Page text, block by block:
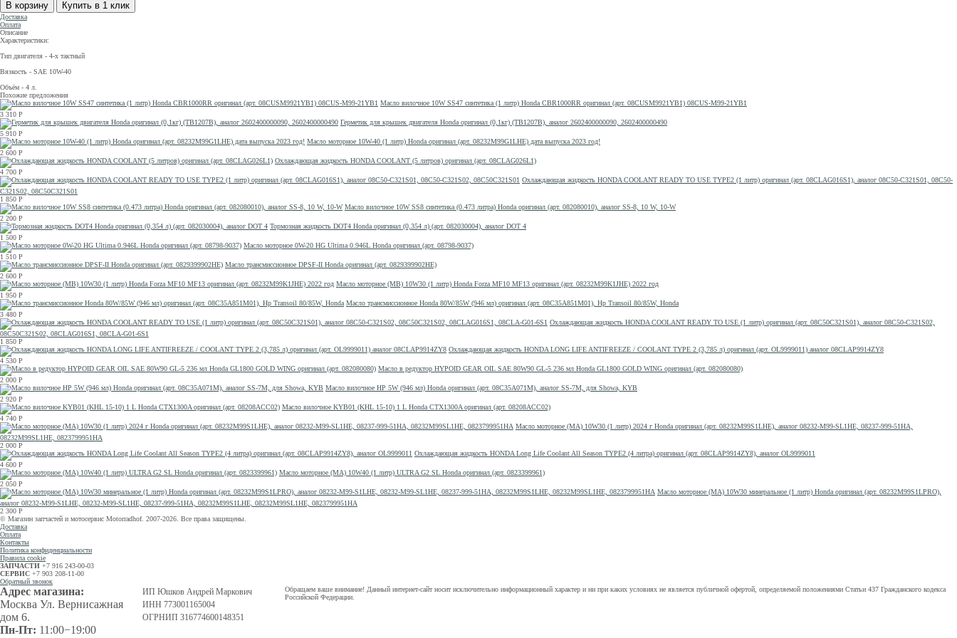
Доставка
Оплата
Описание
Характеристики:
Тип двигателя - 4-х тактный
Вязкость - SAE 10W-40
Объём - 4 л.
Похожие предложения
Масло вилочное 10W SS47 синтетика (1 литр) Honda CBR1000RR оригинал (арт. 08CUSM9921YB1) 08CUS-M99-21YB1
3 310 Р
Герметик для крышек двигателя Honda оригинал (0,1кг) (TB1207B), аналог 2602400000090, 2602400000490
5 910 Р
Масло моторное 10W-40 (1 литр) Honda оригинал (арт. 08232M99G1LHE) дата выпуска 2023 год!
2 600 Р
Охлаждающая жидкость HONDA COOLANT (5 литров) оригинал (арт. 08CLAG026L1)
4 700 Р
Охлаждающая жидкость HONDA COOLANT READY TO USE TYPE2 (1 литр) оригинал (арт. 08CLAG016S1), аналог 08C50-C321S01, 08C50-
C321S02, 08C50C321S01
1 850 Р
Масло вилочное 10W SS8 синтетика (0.473 литра) Honda оригинал (арт. 082080010), аналог SS-8, 10 W, 10-W
2 200 Р
Тормозная жидкость DOT4 Honda оригинал (0,354 л) (арт. 082030004), аналог DOT 4
1 500 Р
Масло моторное 0W-20 HG Ultima 0.946L Honda оригинал (арт. 08798-9037)
1 510 Р
Масло трансмиссионное DPSF-II Honda оригинал (арт. 0829399902HE)
2 600 Р
Масло моторное (MB) 10W30 (1 литр) Honda Forza MF10 MF13 оригинал (арт. 08232M99K1JHE) 2022 год
1 950 Р
Масло трансмиссионное Honda 80W/85W (946 мл) оригинал (арт. 08C35A851M01), Hp Transoil 80/85W, Honda
3 480 Р
Охлаждающая жидкость HONDA COOLANT READY TO USE (1 литр) оригинал (арт. 08C50C321S01), аналог 08C50-C321S02,
08C50C321S02, 08CLAG016S1, 08CLA-G01-6S1
1 850 Р
Охлаждающая жидкость HONDA LONG LIFE ANTIFREEZE / COOLANT TYPE 2 (3,785 л) оригинал (арт. OL9999011) аналог 08CLAP9914ZY8
4 530 Р
Масло в редуктор HYPOID GEAR OIL SAE 80W90 GL-5 236 мл Honda GL1800 GOLD WING оригинал (арт. 082080080)
2 000 Р
Масло вилочное HP 5W (946 мл) Honda оригинал (арт. 08C35A071M), аналог SS-7M, для Showa, KYB
2 920 Р
Масло вилочное KYB01 (KHL 15-10) 1 L Honda CTX1300A оригинал (арт. 08208ACC02)
4 740 Р
Масло моторное (МА) 10W30 (1 литр) 2024 г Honda оригинал (арт. 08232M99S1LHE), аналог 08232-M99-SL1HE, 08237-999-51HA,
08232M99SL1HE, 0823799951HA
2 000 Р
Охлаждающая жидкость HONDA Long Life Coolant All Season TYPE2 (4 литра) оригинал (арт. 08CLAP9914ZY8), аналог OL9999011
4 600 Р
Масло моторное (МА) 10W40 (1 литр) ULTRA G2 SL Honda оригинал (арт. 0823399961)
2 050 Р
Масло моторное (МА) 10W30 минеральное (1 литр) Honda оригинал (арт. 08232M99S1LPRO),
аналог 08232-M99-S1LHE, 08232-M99-SL1HE, 08237-999-51HA, 08232M99S1LHE, 08232M99SL1HE, 0823799951HA
2 300 Р
© Магазин запчастей и мотосервис Motorradhof. 2007-2026. Все права защищены.
Доставка
Оплата
Контакты
Политика конфиденциальности
Правила cookie
ЗАПЧАСТИ +7 916 243-00-03
СЕРВИС +7 903 208-11-00
Обратный звонок
Адрес магазина:
Москва Ул. Вернисажная
дом 6.
Пн-Пт: 11:00−19:00
ИП Юшков Андрей Маркович
ИНН 773001165004
ОГРНИП 316774600148351
Обращаем ваше внимание! Данный интернет-сайт носит исключительно информационный характер и ни при каких условиях не является публичной офертой, определяемой положениями Статьи 437 Гражданского кодекса
Российской Федерации.